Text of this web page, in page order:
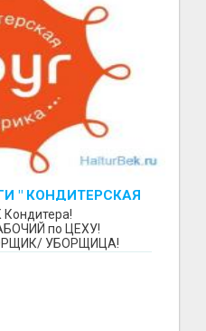
" КОНДИТЕРСКАЯ
по ЦЕХУ!
УБОРЩИЦА!